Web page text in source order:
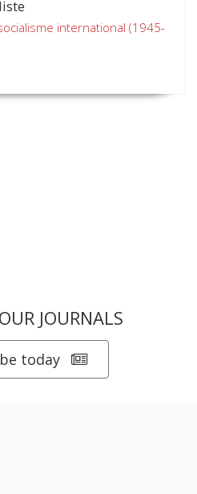
international (1945-
JOURNALS
today